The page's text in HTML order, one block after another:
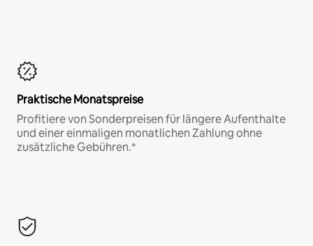
Praktische Monatspreise
Profitiere von Sonderpreisen für längere Aufenthalte
und einer einmaligen monatlichen Zahlung ohne
zusätzliche Gebühren.*